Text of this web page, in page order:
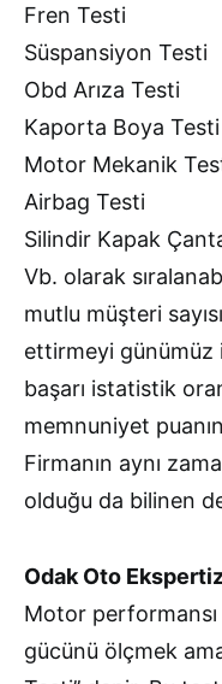
Fren Testi
Süspansiyon Testi
Obd Arıza Testi
Kaporta Boya Testi
Motor Mekanik
Airbag Testi
Silindir Kapak
Vb. olarak
mutlu müşteri
ettirmeyi günümüz
başarı istatistik
memnuniyet
Firmanın aynı
olduğu da bilinen
Odak Oto
Motor
gücünü ölçmek